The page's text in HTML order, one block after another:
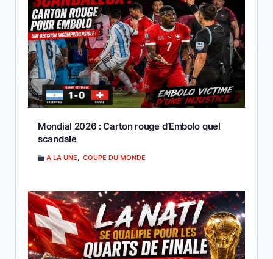
Mondial 2026 : Carton rouge d’Embolo quel
scandale
A LA UNE, COUPE DU MONDE